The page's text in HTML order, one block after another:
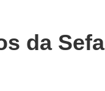
da Sefa